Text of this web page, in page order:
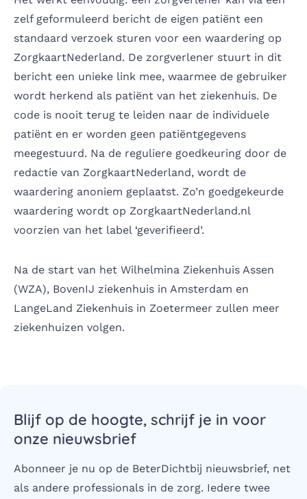
zelf geformuleerd bericht de eigen patiënt een
standaard verzoek sturen voor een waardering op
ZorgkaartNederland. De zorgverlener stuurt in dit
bericht een unieke link mee, waarmee de gebruiker
wordt herkend als patiënt van het ziekenhuis. De
code is nooit terug te leiden naar de individuele
patiënt en er worden geen patiëntgegevens
meegestuurd. Na de reguliere goedkeuring door de
redactie van ZorgkaartNederland, wordt de
waardering anoniem geplaatst. Zo’n goedgekeurde
waardering wordt op ZorgkaartNederland.nl
voorzien van het label ‘geverifieerd’.
Na de start van het Wilhelmina Ziekenhuis Assen
(WZA), BovenIJ ziekenhuis in Amsterdam en
LangeLand Ziekenhuis in Zoetermeer zullen meer
ziekenhuizen volgen.
Blijf op de hoogte, schrijf je in voor
onze nieuwsbrief
Abonneer je nu op de BeterDichtbij nieuwsbrief, net
als andere professionals in de zorg. Iedere twee